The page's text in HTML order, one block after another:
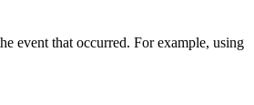
event that occurred. For example, using